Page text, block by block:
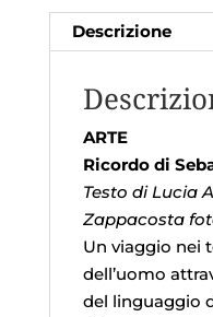
Descrizione
ARTE
Ricordo di
Testo di Lucia
Zappacosta
Un viaggio nei
dell’uomo
del linguaggio